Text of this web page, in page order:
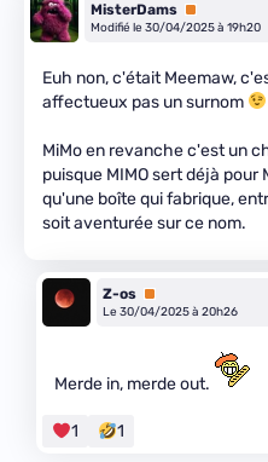
MisterDams Premium
Modifié le 30/04/2025 à 19h20
Euh non, c'était Meemaw,
affectueux pas un surnom
MiMo en revanche c'est un
puisque MIMO sert déjà pour
qu'une boîte qui fabrique,
soit aventurée sur ce nom.
Z-os Premium
Le 30/04/2025 à 20h26
Merde in, merde out.
1 1